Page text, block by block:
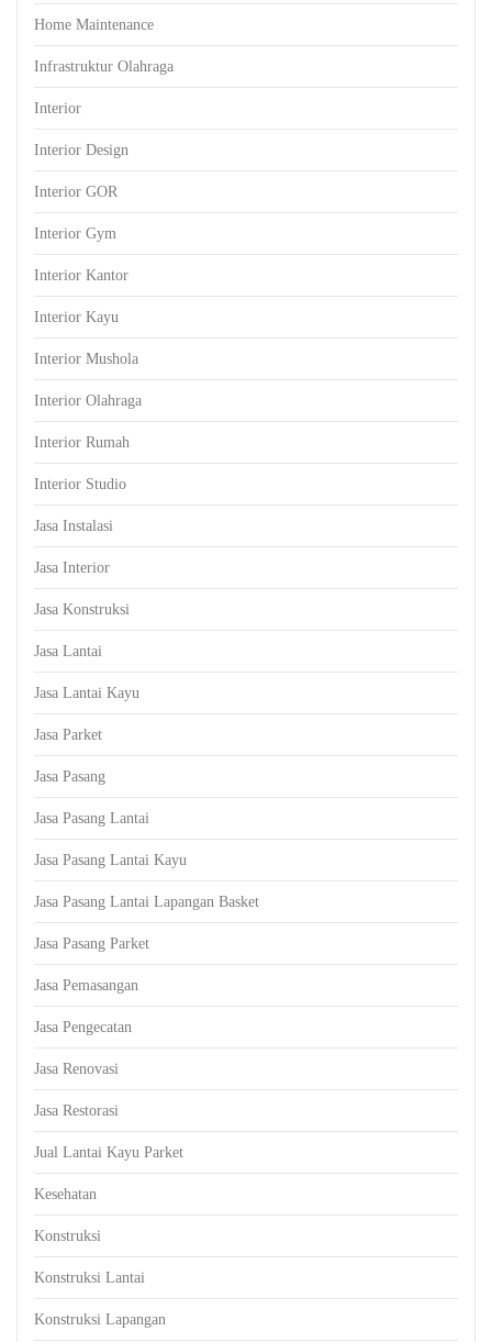
Home Maintenance
Infrastruktur Olahraga
Interior
Interior Design
Interior GOR
Interior Gym
Interior Kantor
Interior Kayu
Interior Mushola
Interior Olahraga
Interior Rumah
Interior Studio
Jasa Instalasi
Jasa Interior
Jasa Konstruksi
Jasa Lantai
Jasa Lantai Kayu
Jasa Parket
Jasa Pasang
Jasa Pasang Lantai
Jasa Pasang Lantai Kayu
Jasa Pasang Lantai Lapangan Basket
Jasa Pasang Parket
Jasa Pemasangan
Jasa Pengecatan
Jasa Renovasi
Jasa Restorasi
Jual Lantai Kayu Parket
Kesehatan
Konstruksi
Konstruksi Lantai
Konstruksi Lapangan